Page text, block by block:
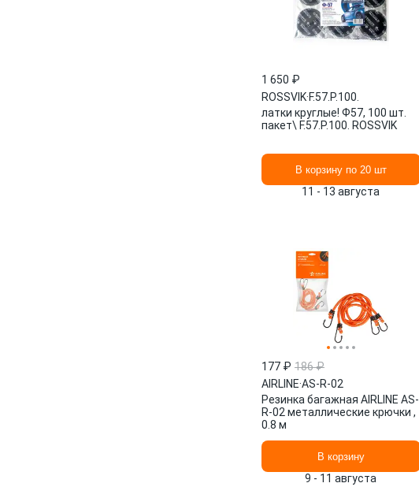
1 650 ₽
ROSSVIK·F.57.P.100.
латки круглые! Ф57, 100 шт.
пакет\ F.57.P.100. ROSSVIK
В корзину по 20 шт
11 - 13 августа
177 ₽ 186 ₽
AIRLINE·AS-R-02
Резинка багажная AIRLINE AS-
R-02 металлические крючки ,
0.8 м
В корзину
9 - 11 августа